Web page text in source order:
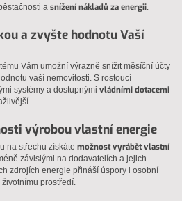
a snížení nákladů za energii
a zvyšte hodnotu Vaší
Vám umožní výrazně snížit měsíční účty
vaší nemovitosti. S rostoucí
systémy a dostupnými vládními dotacemi
výrobou vlastní energie
na střechu získáte možnost vyrábět vlastní
závislými na dodavatelích a jejich
zdrojích energie přináší úspory i osobní
prostředí.